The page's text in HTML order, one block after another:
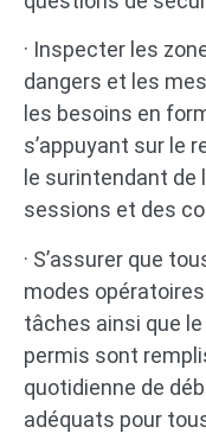
· Inspecter les
dangers et les
les besoins en
s’appuyant sur le
le surintendant
sessions et des
· S’assurer que
modes
tâches ainsi que
permis sont
quotidienne de
adéquats pour